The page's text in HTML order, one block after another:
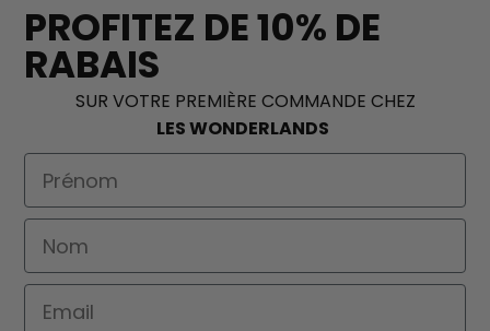
PROFITEZ DE 10% DE
RABAIS
SUR VOTRE PREMIÈRE COMMANDE CHEZ
LES WONDERLANDS
First Name
Nom
Email